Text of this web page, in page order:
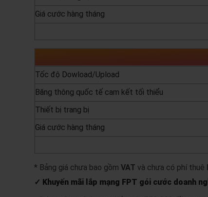
Giá cước hàng tháng
Tốc độ Dowload/Upload
Băng thông quốc tế cam kết tối thiểu
Thiết bị trang bị
Giá cước hàng tháng
* Bảng giá chưa bao gồm VAT và chưa có phí thuê
✓ Khuyến mãi lắp mạng FPT gói cước doanh